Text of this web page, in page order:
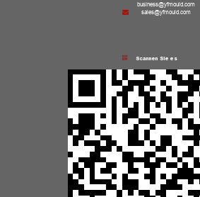
business@yfmould.com
sales@yfmould.com
Scannen Sie es